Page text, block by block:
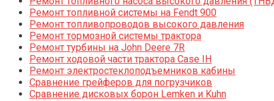
Ремонт топливной системы на Fendt 900
Ремонт топливопроводов высокого давления
Ремонт тормозной системы трактора
Ремонт турбины на John Deere 7R
Ремонт ходовой части трактора Case IH
Ремонт электростеклоподъемников кабины
Сравнение грейферов для погрузчиков
Сравнение дисковых борон Lemken и Kuhn